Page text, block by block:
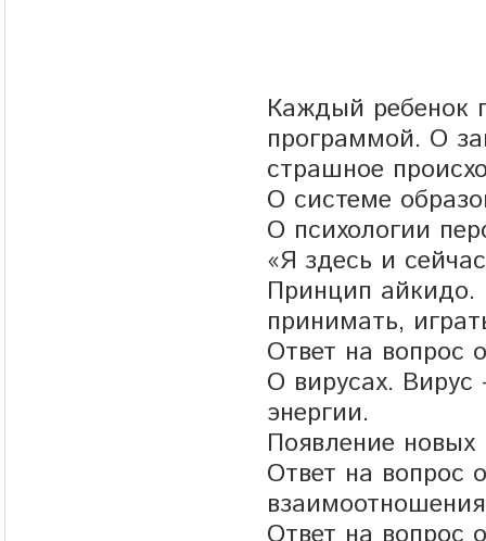
Каждый ребенок
программой. О
страшное
О системе
О психологии
«Я здесь и
Принцип айкидо.
принимать,
Ответ на вопрос
О вирусах. Вирус
энергии.
Появление новых
Ответ на вопрос